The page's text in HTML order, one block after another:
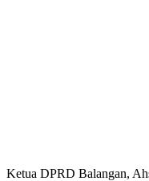
Ketua DPRD Balangan,